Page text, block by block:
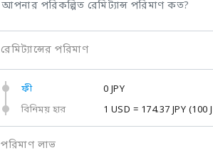
আপনার পরিকল্পিত রেমিট্যান্স পরিমাণ কত?
রেমিট্যান্সের পরিমাণ
ফী
0 JPY
বিনিময় হার
1 USD = 174.37 JPY (100
পরিমাণ লাভ